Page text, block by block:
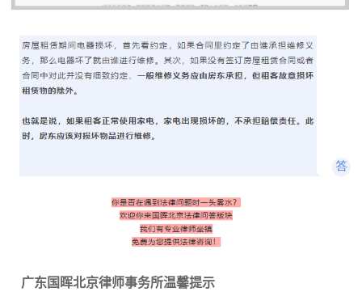
广东国晖北京律师事务所温馨提示